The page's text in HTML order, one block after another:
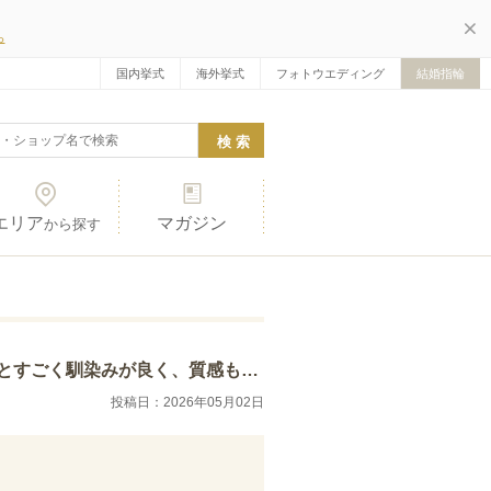
国内挙式 海外挙式 フォトウエディング 結婚指輪
リアから探す マガジン
す。また、室内の照明と自然光では違った表情…
投稿日：2026年05月02日